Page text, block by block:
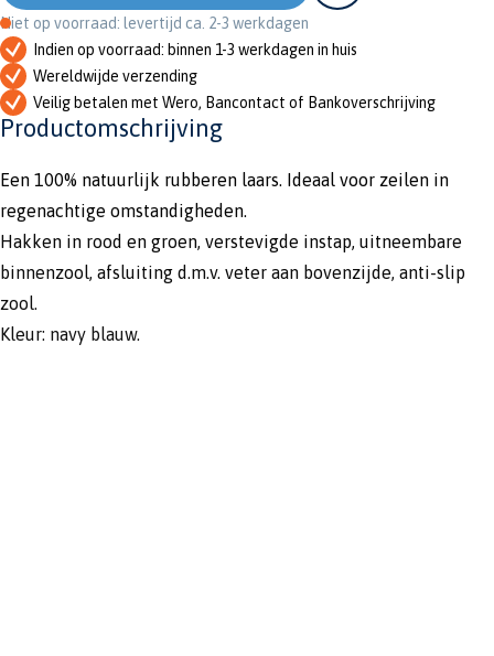
Niet op voorraad: levertijd ca. 2-3 werkdagen
Indien op voorraad: binnen 1-3 werkdagen in huis
Wereldwijde verzending
Veilig betalen met Wero, Bancontact of Bankoverschrijving
Productomschrijving
Een 100% natuurlijk rubberen laars. Ideaal voor zeilen in
regenachtige omstandigheden.
Hakken in rood en groen, verstevigde instap, uitneembare
binnenzool, afsluiting d.m.v. veter aan bovenzijde, anti-slip
zool.
Kleur: navy blauw.